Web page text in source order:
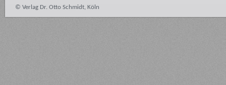
© Verlag Dr. Otto Schmidt, Köln